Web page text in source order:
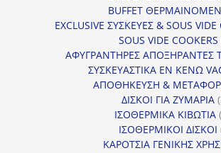
BUFFET
EXCLUSIVE ΣΥΣΚΕΥΕΣ & SOUS VIDE
SOUS VIDE COOKERS
ΑΦΥΓΡΑΝΤΗΡΕΣ ΑΠΟΞΗΡΑΝΤΕΣ
ΣΥΣΚΕΥΑΣΤΙΚΑ ΕΝ ΚΕΝΩ
ΑΠΟΘΗΚΕΥΣΗ &
ΔΙΣΚΟΙ ΓΙΑ ΖΥΜΑΡΙΑ
ΙΣΟΘΕΡΜΙΚΑ ΚΙΒΩΤΙΑ
ΙΣΟΘΕΡΜΙΚΟΙ ΔΙΣΚΟΙ
ΚΑΡΟΤΣΙΑ ΓΕΝΙΚΗΣ